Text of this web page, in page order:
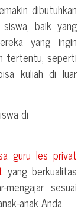
dibutuhkan
baik yang
yang ingin
tertentu, seperti
kuliah di luar
guru les privat
yang berkualitas
sesuai
anak Anda.